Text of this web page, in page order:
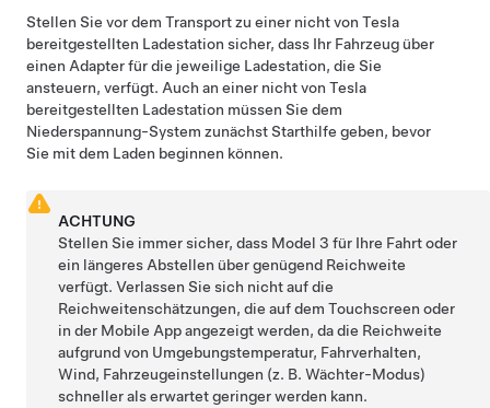
Stellen Sie vor dem Transport zu einer nicht von Tesla
bereitgestellten Ladestation sicher, dass Ihr Fahrzeug über
einen Adapter für die jeweilige Ladestation, die Sie
ansteuern, verfügt. Auch an einer nicht von Tesla
bereitgestellten Ladestation müssen Sie dem
Niederspannung-System zunächst Starthilfe geben, bevor
Sie mit dem Laden beginnen können.
ACHTUNG
Stellen Sie immer sicher, dass Model 3 für Ihre Fahrt oder
ein längeres Abstellen über genügend Reichweite
verfügt. Verlassen Sie sich nicht auf die
Reichweitenschätzungen, die auf dem Touchscreen oder
in der Mobile App angezeigt werden, da die Reichweite
aufgrund von Umgebungstemperatur, Fahrverhalten,
Wind, Fahrzeugeinstellungen (z. B. Wächter-Modus)
schneller als erwartet geringer werden kann.